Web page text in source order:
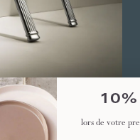
10%
lors de votre